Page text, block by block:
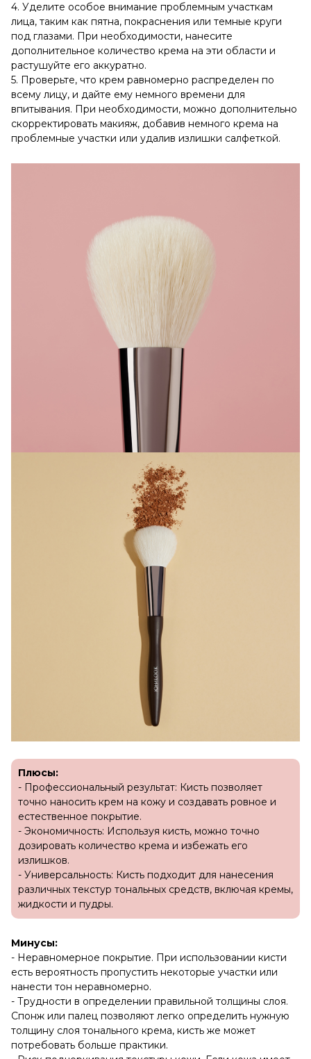
4. Уделите особое внимание проблемным участкам
лица, таким как пятна, покраснения или темные круги
под глазами. При необходимости, нанесите
дополнительное количество крема на эти области и
растушуйте его аккуратно.
5. Проверьте, что крем равномерно распределен по
всему лицу, и дайте ему немного времени для
впитывания. При необходимости, можно дополнительно
скорректировать макияж, добавив немного крема на
проблемные участки или удалив излишки салфеткой.
Плюсы:
- Профессиональный результат: Кисть позволяет
точно наносить крем на кожу и создавать ровное и
естественное покрытие.
- Экономичность: Используя кисть, можно точно
дозировать количество крема и избежать его
излишков.
- Универсальность: Кисть подходит для нанесения
различных текстур тональных средств, включая кремы,
жидкости и пудры.
Минусы:
- Неравномерное покрытие. При использовании кисти
есть вероятность пропустить некоторые участки или
нанести тон неравномерно.
- Трудности в определении правильной толщины слоя.
Спонж или палец позволяют легко определить нужную
толщину слоя тонального крема, кисть же может
потребовать больше практики.